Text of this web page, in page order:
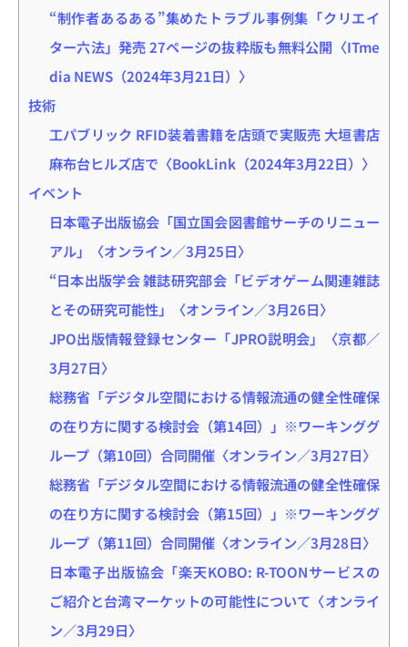
“制作者あるある”集めたトラブル事例集「クリエイ
ター六法」発売 27ページの抜粋版も無料公開〈ITme
dia NEWS（2024年3月21日）〉
技術
工パブリック RFID装着書籍を店頭で実販売 大垣書店
麻布台ヒルズ店で〈BookLink（2024年3月22日）〉
イベント
日本電子出版協会「国立国会図書館サーチのリニュー
アル」〈オンライン／3月25日〉
“日本出版学会 雑誌研究部会「ビデオゲーム関連雑誌
とその研究可能性」〈オンライン／3月26日〉
JPO出版情報登録センター「JPRO説明会」〈京都／
3月27日〉
総務省「デジタル空間における情報流通の健全性確保
の在り方に関する検討会（第14回）」※ワーキンググ
ループ（第10回）合同開催〈オンライン／3月27日〉
総務省「デジタル空間における情報流通の健全性確保
の在り方に関する検討会（第15回）」※ワーキンググ
ループ（第11回）合同開催〈オンライン／3月28日〉
日本電子出版協会「楽天KOBO: R-TOONサービスの
ご紹介と台湾マーケットの可能性について〈オンライ
ン／3月29日〉